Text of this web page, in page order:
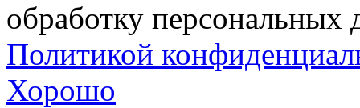
обработку персональных
Политикой
Хорошо